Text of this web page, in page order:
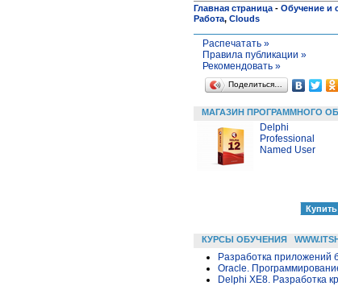
Главная страница - Обучение и
Работа, Clouds
Распечатать »
Правила публикации »
Рекомендовать »
Поделиться…
МАГАЗИН ПРОГРАММНОГО
Delphi
Professional
Named User
КУРСЫ ОБУЧЕНИЯ
Разработка приложений
Oracle.
Delphi XE8. Разработка